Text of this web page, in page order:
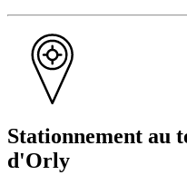
Stationnement au
d'Orly